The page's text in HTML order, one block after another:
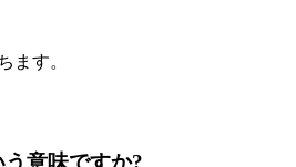
ます。
意味ですか?